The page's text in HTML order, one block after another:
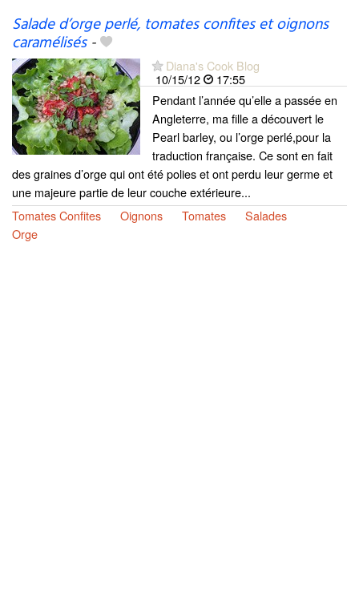
Salade d’orge perlé, tomates confites et oignons
caramélisés-
Diana's Cook Blog
10/15/12
17:55
Pendant l’année qu’elle a passée en
Angleterre, ma fille a découvert le
Pearl barley, ou l’orge perlé,pour la
traduction française. Ce sont en fait
des graines d’orge qui ont été polies et ont perdu leur germe et
une majeure partie de leur couche extérieure...
Tomates Confites
Oignons Tomates
Salades
Orge